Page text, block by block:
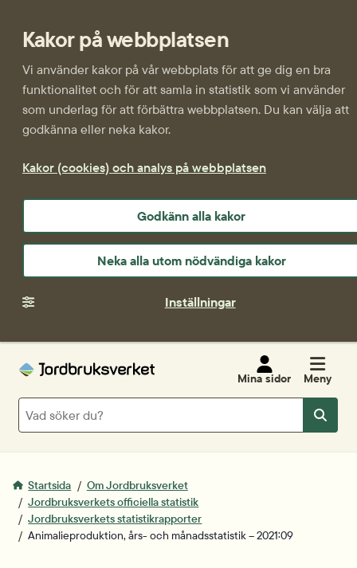
Kakor på webbplatsen
Vi använder kakor på vår webbplats för att ge dig en bra
funktionalitet och för att samla in statistik som vi använder
som underlag för att förbättra webbplatsen. Du kan välja att
godkänna eller neka kakor.
Kakor (cookies) och analys på webbplatsen
Godkänn alla kakor
Neka alla utom nödvändiga kakor
Inställningar
Mina sidor Meny
Sök
Sök
Startsida
Om Jordbruksverket
Jordbruksverkets officiella statistik
Jordbruksverkets statistikrapporter
Animalieproduktion, års- och månadsstatistik – 2021:09